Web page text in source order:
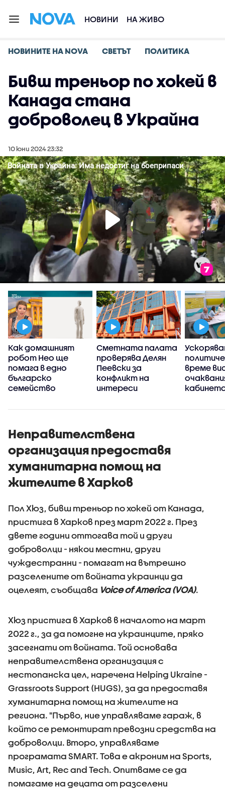
НОВИНИ НА ЖИВО
НОВИНИТЕ НА NOVA СВЕТЪТ ПОЛИТИКА
Бивш треньор по хокей в
Канада стана
доброволец в Украйна
10 юни 2024 23:32
Как домашният
робот Нео ще
помага в едно
българско
семейство
Сметната палата
проверява Делян
Пеевски за
конфликт на
интереси
време
Неправителствена
организация предоставя
хуманитарна помощ на
жителите в Харков
Пол Хюз, бивш треньор по хокей от Канада,
пристига в Харков през март 2022 г. През
двете години оттогава той и други
доброволци - някои местни, други
чуждестранни - помагат на вътрешно
разселените от войната украинци да
оцелеят, съобщава Voice of America (VOA).
Хюз пристига в Харков в началото на март
2022 г., за да помогне на украинците, пряко
засегнати от войната. Той основава
неправителствена организация с
нестопанска цел, наречена Helping Ukraine -
Grassroots Support (HUGS), за да предоставя
хуманитарна помощ на жителите на
региона. "Първо, ние управляваме гараж, в
който се ремонтират превозни средства на
доброволци. Второ, управляваме
програмата SMART. Това е акроним на Sports,
Music, Art, Rec and Tech. Опитваме се да
помагаме на децата от разселени